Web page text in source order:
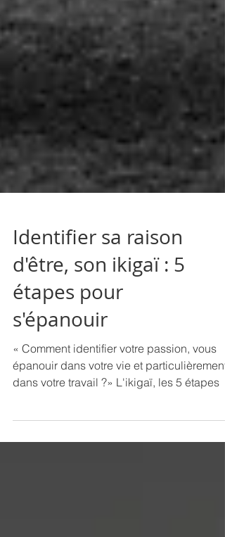
Identifier sa raison
d'être, son ikigaï : 5
étapes pour
s'épanouir
« Comment identifier votre passion, vous
épanouir dans votre vie et particulièrement